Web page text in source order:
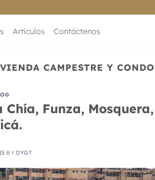
Artículos Contáctenos
CAMPESTRE Y
Funza, Mosquera,
BY DYGT